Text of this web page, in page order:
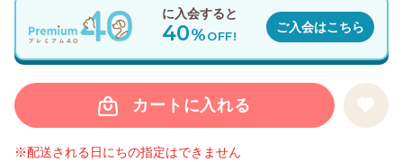
カートに入れる
※配送される日にちの指定はできません
に入会すると
40%OFF!
ご入会はこちら